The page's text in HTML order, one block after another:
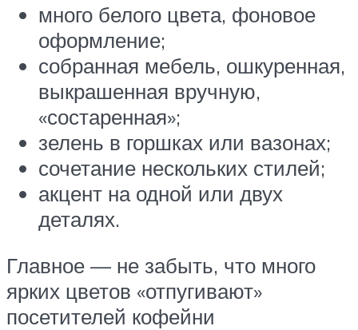
много белого цвета, фоновое
оформление;
собранная мебель, ошкуренная,
выкрашенная вручную,
«состаренная»;
зелень в горшках или вазонах;
сочетание нескольких стилей;
акцент на одной или двух
деталях.
Главное — не забыть, что много
ярких цветов «отпугивают»
посетителей кофейни